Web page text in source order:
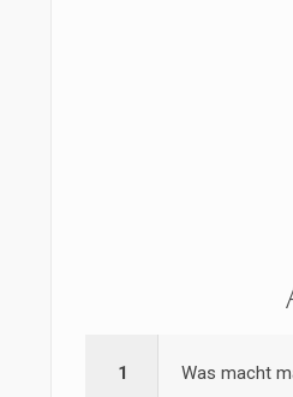
1 Was macht